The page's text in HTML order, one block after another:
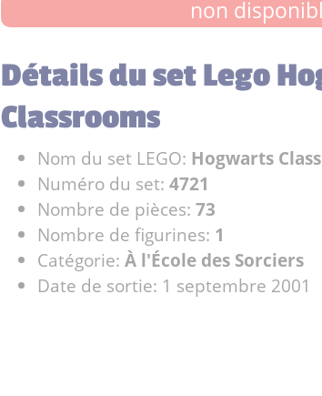
non
Détails du set Lego
Classrooms
Nom du set LEGO: Hogwarts
Numéro du set: 4721
Nombre de pièces: 73
Nombre de figurines: 1
Catégorie: À l'École des Sorciers
Date de sortie: 1 septembre 2001